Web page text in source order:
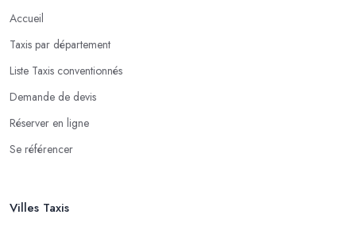
Accueil
Taxis par département
Liste Taxis conventionnés
Demande de devis
Réserver en ligne
Se référencer
Villes Taxis